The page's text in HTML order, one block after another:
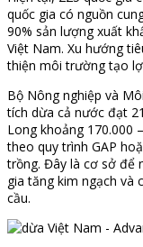
quốc gia có nguồn
90% sản lượng xuất
Việt Nam. Xu hướng
thiện môi trường tạo
Bộ Nông nghiệp và
tích dừa cả nước đạt
Long khoảng 170.000
theo quy trình GAP
trồng. Đây là cơ sở để
gia tăng kim ngạch và
cầu.